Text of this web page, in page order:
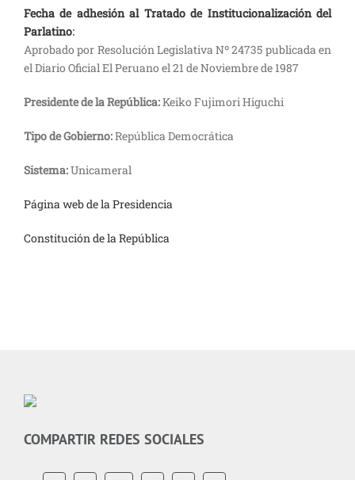
Fecha de adhesión al Tratado de Institucionalización del
Parlatino:
Aprobado por Resolución Legislativa Nº 24735 publicada en
el Diario Oficial El Peruano el 21 de Noviembre de 1987
Presidente de la República:Keiko Fujimori Higuchi
Tipo de Gobierno:República Democrática
Sistema:Unicameral
Página web de la Presidencia
Constitución de la República
COMPARTIR REDES SOCIALES